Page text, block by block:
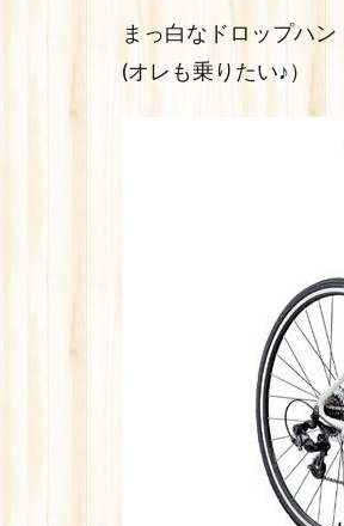
まっ白なドロップハン
(オレも乗りたい♪）